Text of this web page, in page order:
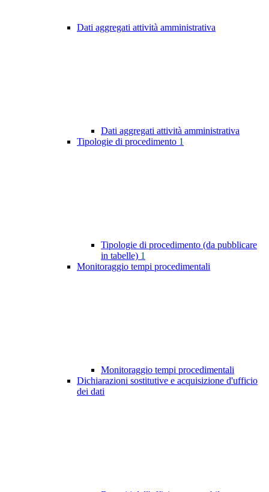
Dati aggregati attività amministrativa
Dati aggregati attività amministrativa
Tipologie di procedimento 1
Tipologie di procedimento (da pubblicare
in tabelle) 1
Monitoraggio tempi procedimentali
Monitoraggio tempi procedimentali
Dichiarazioni sostitutive e acquisizione d'ufficio
dei dati